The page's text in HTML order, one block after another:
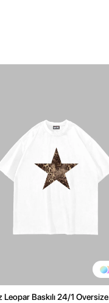
Leopar Baskılı 24/1 Oversize